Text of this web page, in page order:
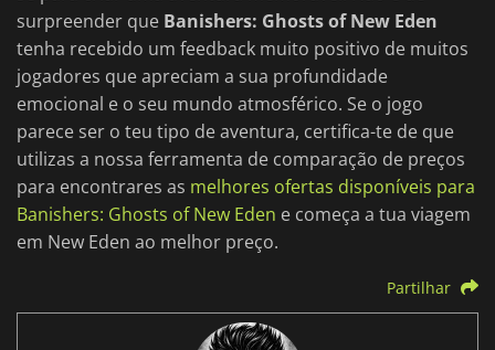
surpreender que Banishers: Ghosts of New Eden
tenha recebido um feedback muito positivo de muitos
jogadores que apreciam a sua profundidade
emocional e o seu mundo atmosférico. Se o jogo
parece ser o teu tipo de aventura, certifica-te de que
utilizas a nossa ferramenta de comparação de preços
para encontrares as melhores ofertas disponíveis para
Banishers: Ghosts of New Eden e começa a tua viagem
em New Eden ao melhor preço.
Partilhar